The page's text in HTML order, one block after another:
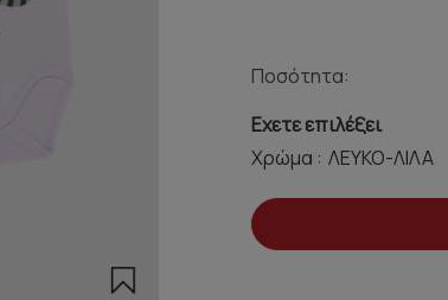
Ποσότητα:
Εχετε επιλέξει
Χρώμα :